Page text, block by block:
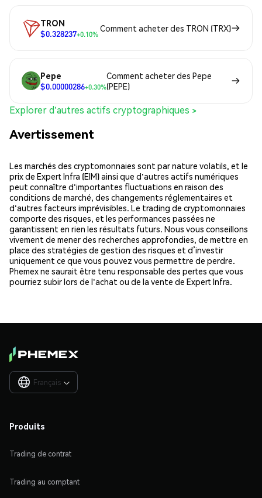
TRON
$0.328237+0.10%
Comment acheter des TRON (TRX)
Pepe
$0.00000286+0.30%
Comment acheter des Pepe
(PEPE)
Explorer d'autres actifs cryptographiques >
Avertissement
Les marchés des cryptomonnaies sont par nature volatils, et le
prix de Expert Infra (EIM) ainsi que d'autres actifs numériques
peut connaître d'importantes fluctuations en raison des
conditions de marché, des changements réglementaires et
d'autres facteurs imprévisibles. Le trading de cryptomonnaies
comporte des risques, et les performances passées ne
garantissent en rien les résultats futurs. Nous vous conseillons
vivement de mener des recherches approfondies, de mettre en
place des stratégies de gestion des risques et d’investir
uniquement ce que vous pouvez vous permettre de perdre.
Phemex ne saurait être tenu responsable des pertes que vous
pourriez subir lors de l'achat ou de la vente de Expert Infra.
Français 
Produits
Trading de contrat
Trading au comptant